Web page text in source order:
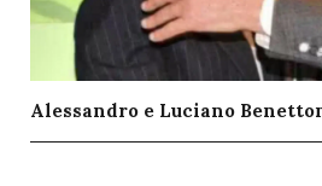
Alessandro e Luciano